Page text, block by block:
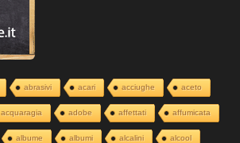
abrasivi acari acciughe aceto
acquaragia adobe affettati affumicata
albume albumi alcalini alcool